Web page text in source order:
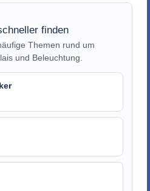
finden
Themen rund um
und Beleuchtung.